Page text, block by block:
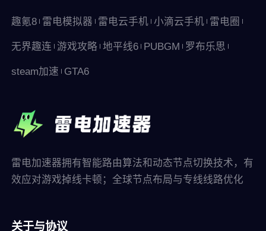
趣氪8 雷电模拟器 雷电云手机 小滴云手机 雷电圈
无界趣连 游戏攻略 地平线6 PUBGM 罗布乐思
steam加速 GTA6
雷电加速器拥有智能路由算法和动态节点切换技术，有
效应对游戏掉线卡顿；全球节点布局与专线线路优化
关于与协议